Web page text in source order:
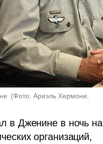
(Фото: Ариэль Хермони,
в Дженине в ночь на
организаций,